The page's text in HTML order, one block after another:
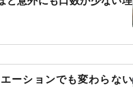
ーションでも変わらない